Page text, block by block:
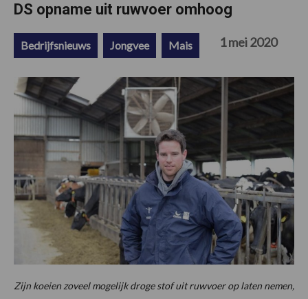
DS opname uit ruwvoer omhoog
Bedrijfsnieuws Jongvee Mais 1 mei 2020
Zijn koeien zoveel mogelijk droge stof uit ruwvoer op laten nemen,